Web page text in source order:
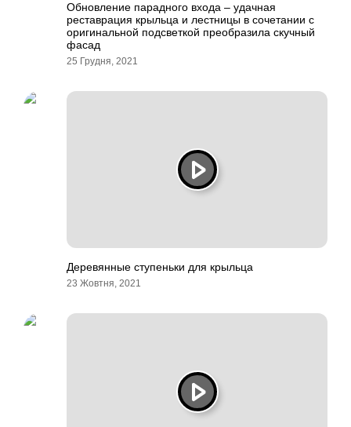
Обновление парадного входа – удачная
реставрация крыльца и лестницы в сочетании с
оригинальной подсветкой преобразила скучный
фасад
25 Грудня, 2021
Деревянные ступеньки для крыльца
23 Жовтня, 2021